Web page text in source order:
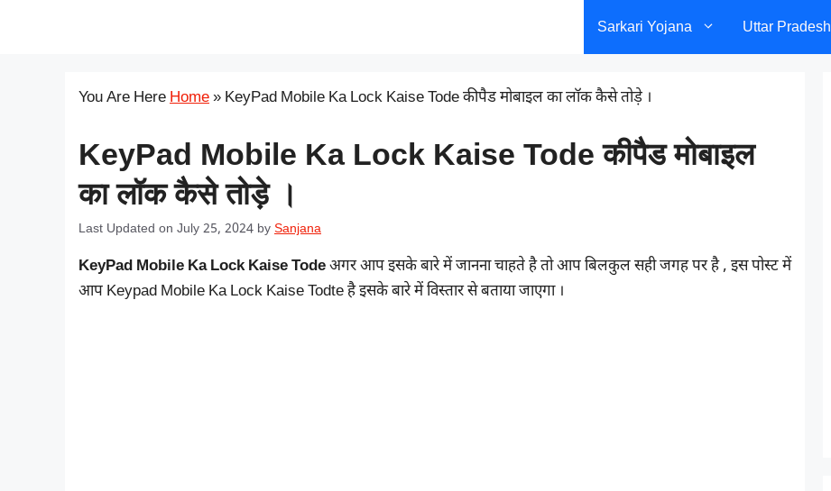
Sarkari Yojana Uttar Pradesh
You Are HereHome» KeyPad Mobile Ka Lock Kaise Tode कीपैड मोबाइल का लॉक कैसे तोड़े ।
KeyPad Mobile Ka Lock Kaise Tode कीपैड मोबाइल
का लॉक कैसे तोड़े ।
Last Updated on July 25, 2024 by Sanjana
KeyPad Mobile Ka Lock Kaise Todeअगर आप इसके बारे में जानना चाहते है तो आप बिलकुल सही जगह पर है , इस पोस्ट में
आप Keypad Mobile Ka Lock Kaise Todte है इसके बारे में विस्तार से बताया जाएगा ।